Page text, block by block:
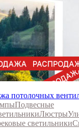
потолочных
Подвесные
Люстры
светильники